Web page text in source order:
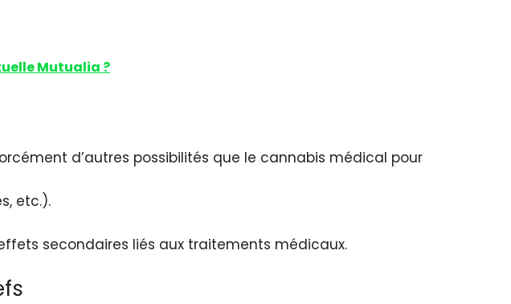
Mutualia ?
d’autres possibilités que le cannabis médical pour
etc.).
secondaires liés aux traitements médicaux.